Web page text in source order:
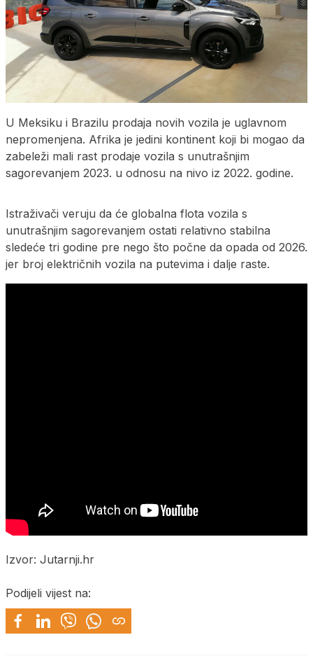
U Meksiku i Brazilu prodaja novih vozila je uglavnom
nepromenjena. Afrika je jedini kontinent koji bi mogao da
zabeleži mali rast prodaje vozila s unutrašnjim
sagorevanjem 2023. u odnosu na nivo iz 2022. godine.
Istraživači veruju da će globalna flota vozila s
unutrašnjim sagorevanjem ostati relativno stabilna
sledeće tri godine pre nego što počne da opada od 2026.
jer broj električnih vozila na putevima i dalje raste.
Izvor: Jutarnji.hr
Podijeli vijest na: